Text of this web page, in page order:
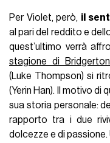
Per Violet, però, il
al pari del reddito e
quest’ultimo verrà
stagione di Bridgerton
(Luke Thompson) si
(Yerin Han). Il motivo di
sua storia personale:
rapporto tra i due
dolcezze e di passione.